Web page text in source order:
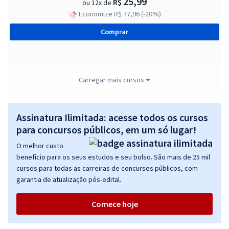
ou 12x de R$
Economize R$ 77,96 (-20%)
Comprar
ALERJ - Assembleia Legislativa do Estado do Rio de Janeiro -
R$ 295,84à vista
ou 12x de R$24,65
Economize R$ 73,96 (-20%)
Comprar
ALERJ - Assembleia Legislativa do Estado do Rio de Janeiro -
Conhecimentos Básicos para o Cargo de Especialista Legislativo
Nível III (Pós-Edital)
Carregar mais cursos
Assinatura Ilimitada: acesse todos os cursos
para concursos públicos, em um só lugar!
O melhor custo
benefício para os seus estudos e seu bolso. São mais de 25 mil
cursos para todas as carreiras de concursos públicos, com
garantia de atualização pós-edital.
Comece hoje